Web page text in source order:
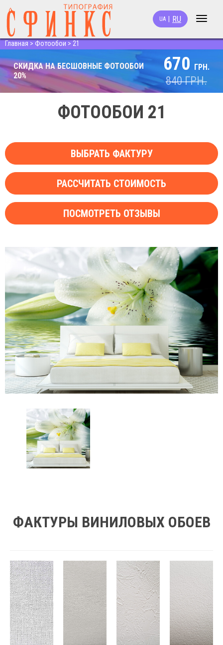
Toggle
UA RU
Главная > Фотообои > 21
СКИДКА НА БЕСШОВНЫЕ ФОТООБОИ
20%
670 ГРН.
840ГРН.
ФОТООБОИ 21
ВЫБРАТЬ ФАКТУРУ
РАССЧИТАТЬ СТОИМОСТЬ
ПОСМОТРЕТЬ ОТЗЫВЫ
ФАКТУРЫ ВИНИЛОВЫХ ОБОЕВ